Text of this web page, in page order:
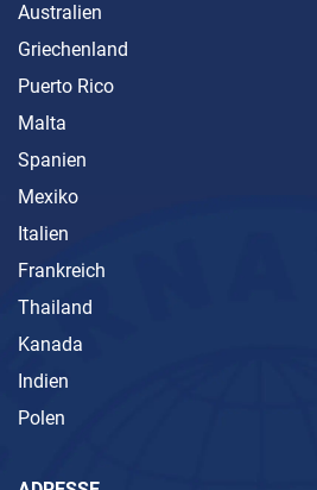
Australien
Griechenland
Puerto Rico
Malta
Spanien
Mexiko
Italien
Frankreich
Thailand
Kanada
Indien
Polen